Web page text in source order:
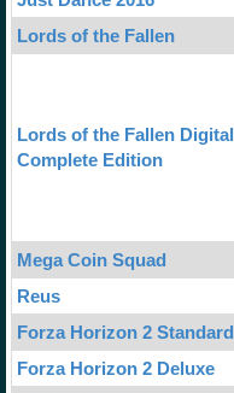
Lords of the Fallen
Lords of the Fallen Digital
Complete Edition
Mega Coin Squad
Reus
Forza Horizon 2 Standard
Forza Horizon 2 Deluxe